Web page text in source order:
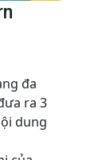
đa
ra 3
dung